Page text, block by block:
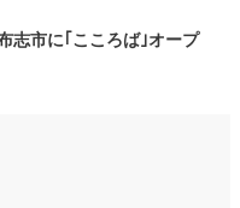
志市に｢こころば｣オープ